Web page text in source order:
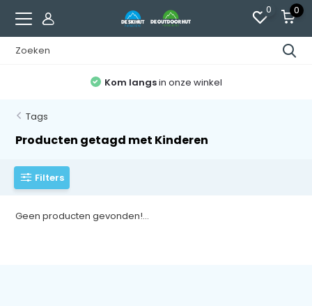
0 0
Kom langsin onze winkel
Tags
Producten getagd met Kinderen
Filters
Geen producten gevonden!...